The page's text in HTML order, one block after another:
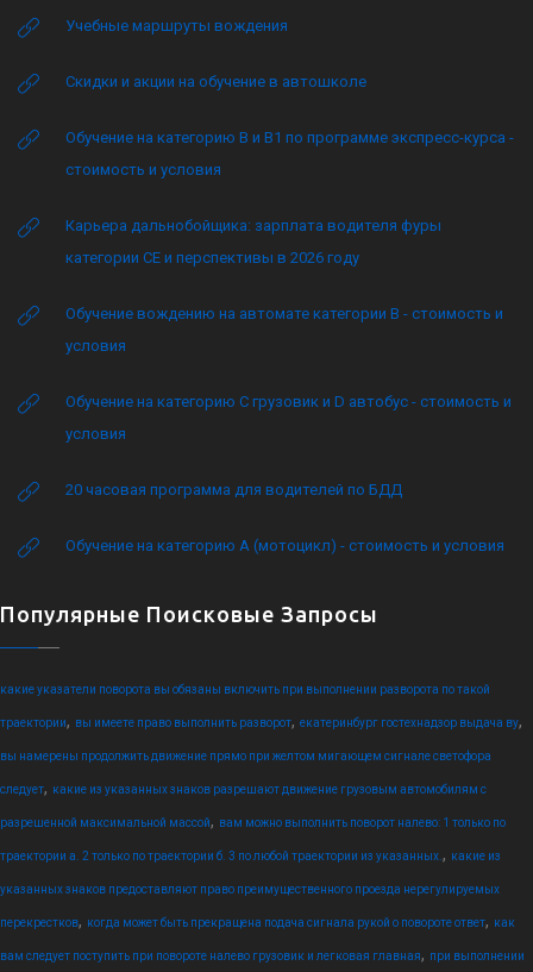
Учебные маршруты вождения
Скидки и акции на обучение в автошколе
Обучение на категорию B и B1 по программе экспресс-курса -
стоимость и условия
Карьера дальнобойщика: зарплата водителя фуры
категории CE и перспективы в 2026 году
Обучение вождению на автомате категории B - стоимость и
условия
Обучение на категорию C грузовик и D автобус - стоимость и
условия
20 часовая программа для водителей по БДД
Обучение на категорию А (мотоцикл) - стоимость и условия
Популярные Поисковые Запросы
какие указатели поворота вы обязаны включить при выполнении разворота по такой
траектории, вы имеете право выполнить разворот, екатеринбург гостехнадзор выдача ву,
вы намерены продолжить движение прямо при желтом мигающем сигнале светофора
следует, какие из указанных знаков разрешают движение грузовым автомобилям с
разрешенной максимальной массой, вам можно выполнить поворот налево: 1 только по
траектории а. 2 только по траектории б. 3 по любой траектории из указанных. , какие из
указанных знаков предоставляют право преимущественного проезда нерегулируемых
перекрестков, когда может быть прекращена подача сигнала рукой о повороте ответ, как
вам следует поступить при повороте налево грузовик и легковая главная, при выполнении